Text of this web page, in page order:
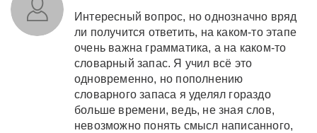
Интересный вопрос, но однозначно вряд
ли получится ответить, на каком-то этапе
очень важна грамматика, а на каком-то
словарный запас. Я учил всё это
одновременно, но пополнению
словарного запаса я уделял гораздо
больше времени, ведь, не зная слов,
невозможно понять смысл написанного,